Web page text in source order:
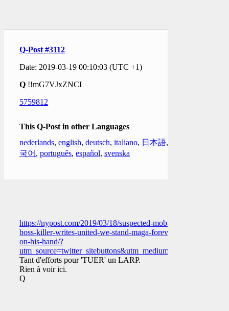
Q-Post #3112
Date: 2019-03-19 00:10:03 (UTC +1)
Q !!mG7VJxZNCI
5759812
This Q-Post in other Languages
nederlands, english, deutsch, italiano, 日本語,
국어 , português, español, svenska
https://nypost.com/2019/03/18/suspected-mob-
boss-killer-writes-united-we-stand-maga-forever-
on-his-hand/?
Tant d'efforts pour 'TUER' un LARP.
Rien à voir ici.
Q